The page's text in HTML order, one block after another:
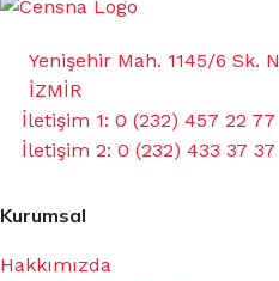
Yenişehir Mah. 1145/6 Sk.
İZMİR
İletişim 1: 0 (232) 457 22 77
İletişim 2: 0 (232) 433 37 37
Kurumsal
Hakkımızda